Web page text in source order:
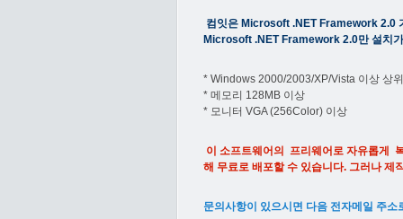
컴잇은 Microsoft .NET Framework 2.0
Microsoft .NET Framework 2.0만 설치
* Windows 2000/2003/XP/Vista 이상 상
* 메모리 128MB 이상
* 모니터 VGA (256Color) 이상
이 소프트웨어의 프리웨어로 자유롭게
해 무료로 배포할 수 있습니다. 그러나 제
문의사항이 있으시면 다음 전자메일 주